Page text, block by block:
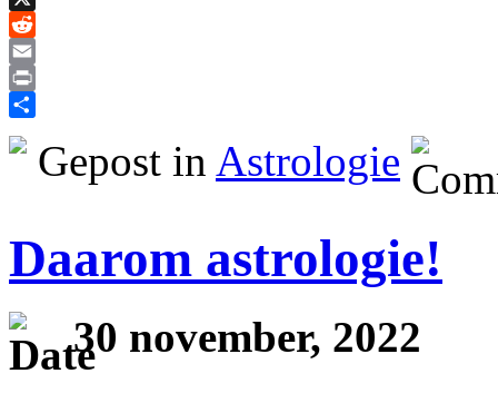
X
Reddit
Email
Print
Gepost in Astrologie
Daarom astrologie!
30 november, 2022